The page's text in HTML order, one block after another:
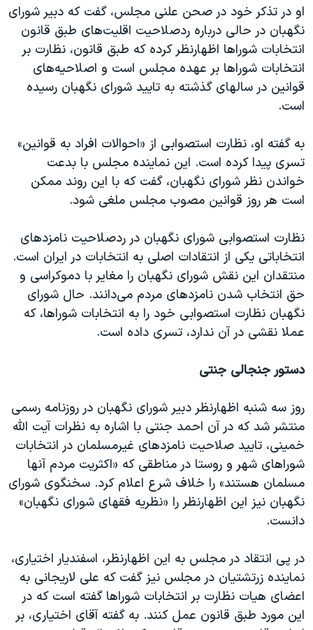
اسرائیل در جنگ
نرگس محمدی برنده جایزه نوبل صلح
همایش محافظه‌کاران آمریکا «سی‌پک»
صفحه‌های ویژه
سفر پرزیدنت ترامپ به چین
او در تذکر خود در صحن علنی مجلس، گفت که دبیر شورای
نگهبان در حالی درباره ردصلاحیت اقلیت‌های طبق قانون
انتخابات شوراها اظهارنظر کرده که طبق قانون، نظارت بر
انتخابات شوراها بر عهده مجلس است و اصلاحیه‌های
قوانین در سالهای گذشته به تایید شورای نگهبان رسیده
است.
به گفته او، نظارت استصوابی از «احوالات افراد به قوانین»
تسری پیدا کرده است. این نماینده مجلس با بدعت
خواندن نظر شورای نگهبان، گفت که با این روند ممکن
است هر روز قوانین مصوب مجلس ملغی شود.
نظارت استصوابی شورای نگهبان در ردصلاحیت نامزدهای
انتخاباتی یکی از انتقادات اصلی به انتخابات در ایران است.
منتقدان این نقش شورای نگهبان را مغایر با دموکراسی و
حق انتخاب شدن نامزدهای مردم می‌دانند. حال شورای
نگهبان نظارت استصوابی خود را به انتخابات شوراها، که
عملا نقشی در آن ندارد، تسری داده است.
دستور جنجالی جنتی
روز سه شنبه اظهارنظر دبیر شورای نگهبان در روزنامه رسمی
منتشر شد که در آن احمد جنتی با اشاره به نظرات آیت الله
خمینی، تایید صلاحیت نامزدهای غیرمسلمان در انتخابات
شوراهای شهر و روستا در مناطقی که «اکثریت مردم آنها
مسلمان هستند» را خلاف شرع اعلام کرد. سخنگوی شورای
نگهبان نیز این اظهارنظر را «نظریه فقهای شورای نگهبان»
دانست.
در پی انتقاد در مجلس به این اظهارنظر، اسفندیار اختیاری،
نماینده زرتشتیان در مجلس نیز گفت که علی لاریجانی به
اعضای هیات نظارت بر انتخابات شوراها گفته است که در
این مورد طبق قانون عمل کنند. به گفته آقای اختیاری، بر